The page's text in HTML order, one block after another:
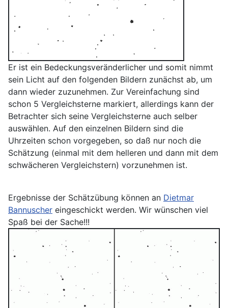
Er ist ein Bedeckungsveränderlicher und somit nimmt
sein Licht auf den folgenden Bildern zunächst ab, um
dann wieder zuzunehmen. Zur Vereinfachung sind
schon 5 Vergleichsterne markiert, allerdings kann der
Betrachter sich seine Vergleichsterne auch selber
auswählen. Auf den einzelnen Bildern sind die
Uhrzeiten schon vorgegeben, so daß nur noch die
Schätzung (einmal mit dem helleren und dann mit dem
schwächeren Vergleichstern) vorzunehmen ist.
Ergebnisse der Schätzübung können an Dietmar
Bannuscher eingeschickt werden. Wir wünschen viel
Spaß bei der Sache!!!